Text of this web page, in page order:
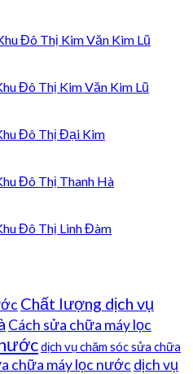
Đô Thị Kim Văn Kim Lũ
Đô Thị Kim Văn Kim Lũ
Đô Thị Đại Kim
Đô Thị Thanh Hà
Đô Thị Linh Đàm
Chất lượng dịch vụ
Cách sửa chữa máy lọc
dịch vụ chăm sóc sửa chữa
chữa máy lọc nước dịch vụ